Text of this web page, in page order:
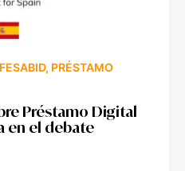
, PRÉSTAMO
Préstamo Digital
en el debate